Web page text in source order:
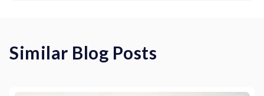
Similar Blog Posts